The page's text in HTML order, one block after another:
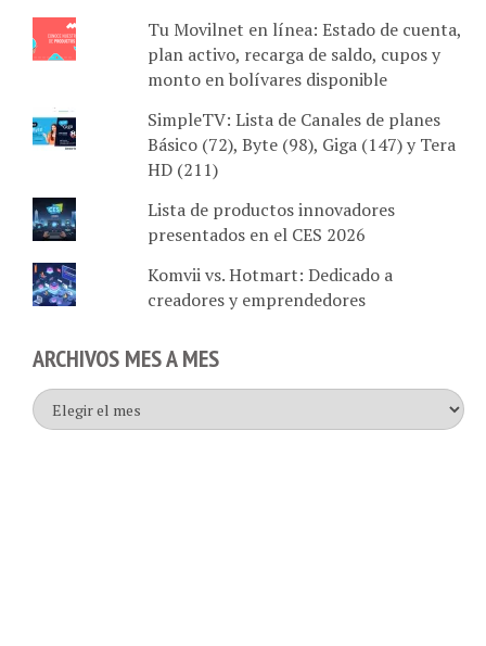
Tu Movilnet en línea: Estado de cuenta,
plan activo, recarga de saldo, cupos y
monto en bolívares disponible
SimpleTV: Lista de Canales de planes
Básico (72), Byte (98), Giga (147) y Tera
HD (211)
Lista de productos innovadores
presentados en el CES 2026
Komvii vs. Hotmart: Dedicado a
creadores y emprendedores
ARCHIVOS MES A MES
Archivos
mes